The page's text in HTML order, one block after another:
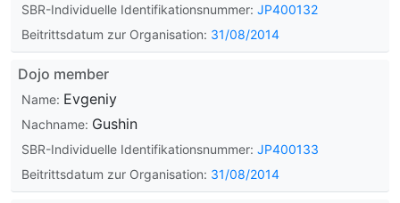
SBR-Individuelle Identifikationsnummer: JP400132
Beitrittsdatum zur Organisation: 31/08/2014
Dojo member
Name: Evgeniy
Nachname: Gushin
SBR-Individuelle Identifikationsnummer: JP400133
Beitrittsdatum zur Organisation: 31/08/2014